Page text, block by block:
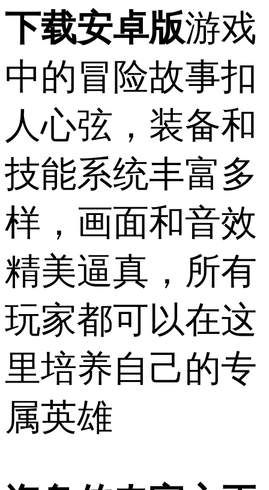
下载安卓版游戏
中的冒险故事扣
人心弦，装备和
技能系统丰富多
样，画面和音效
精美逼真，所有
玩家都可以在这
里培养自己的专
属英雄